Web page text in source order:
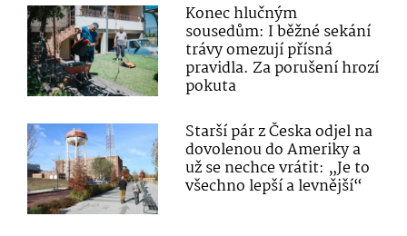
Konec hlučným
sousedům: I běžné sekání
trávy omezují přísná
pravidla. Za porušení hrozí
pokuta
Starší pár z Česka odjel na
dovolenou do Ameriky a
už se nechce vrátit: „Je to
všechno lepší a levnější“